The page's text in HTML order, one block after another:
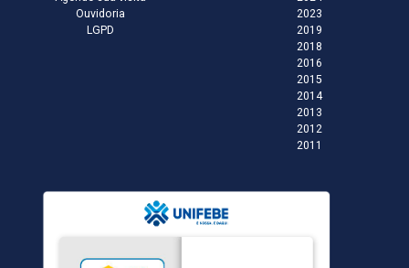
Ouvidoria
LGPD
2023
2019
2018
2016
2015
2014
2013
2012
2011